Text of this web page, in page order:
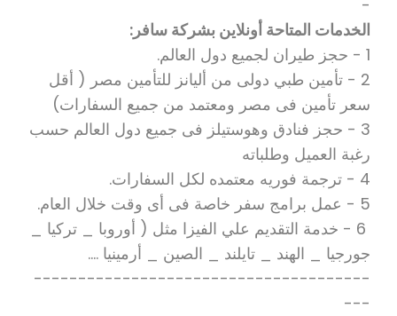
-
الخدمات المتاحة أونلاين بشركة سافر:
1 - حجز طيران لجميع دول العالم.
2 - تأمين طبي دولى من أليانز للتأمين مصر ( أقل
سعر تأمين فى مصر ومعتمد من جميع السفارات)
3 - حجز فنادق وهوستيلز فى جميع دول العالم حسب
رغبة العميل وطلباته
4 - ترجمة فوريه معتمده لكل السفارات.
5 - عمل برامج سفر خاصة فى أى وقت خلال العام.
6 - خدمة التقديم علي الفيزا مثل ( أوروبا _ تركيا _
جورجيا _ الهند _ تايلند _ الصين _ أرمينيا ....
--------------------------------------
---